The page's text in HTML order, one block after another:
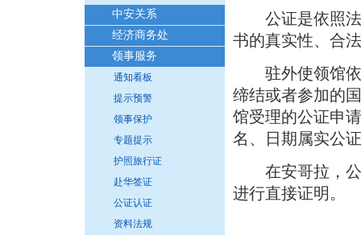
中安关系
经济商务处
领事服务
通知看板
提示预警
领事保护
专题提示
护照旅行证
赴华签证
公证认证
资料法规
公证是依照法
书的真实性、合
驻外使领馆依
缔结或者参加的
馆受理的公证申
名、日期属实公
在安哥拉，公
进行直接证明。